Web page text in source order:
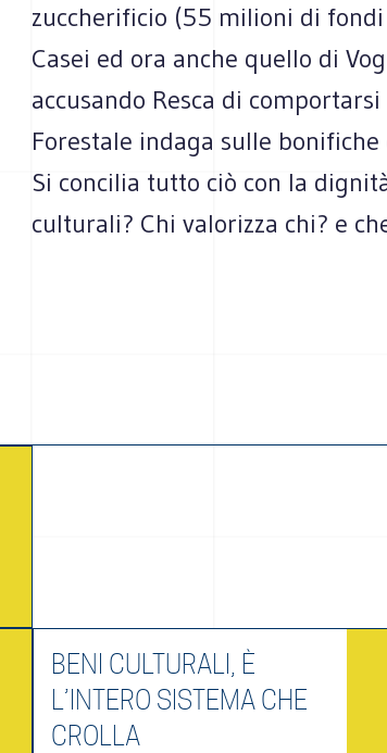
zuccherificio (55 milioni di
Casei ed ora anche quello di
accusando Resca di
Forestale indaga sulle
Si concilia tutto ciò con la
culturali? Chi valorizza chi? e
BENI CULTURALI, È
L’INTERO SISTEMA CHE
CROLLA